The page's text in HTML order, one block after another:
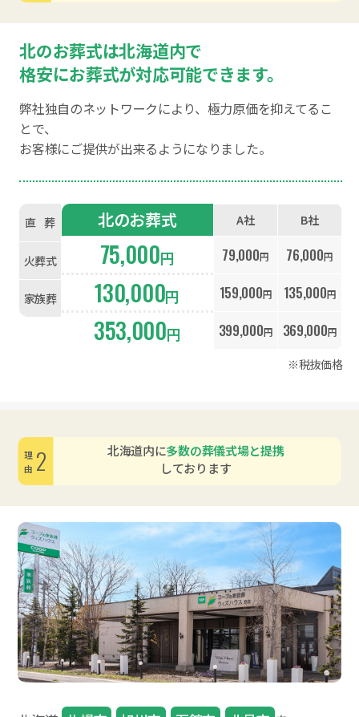
北のお葬式は北海道内で
格安にお葬式が対応可能できます。
弊社独自のネットワークにより、極力原価を抑えてるこ
とで、
お客様にご提供が出来るようになりました。
直葬
火葬式
家族葬
北のお葬式
75,000円
130,000円
353,000円
A社 B社
79,000円 76,000円
159,000円 135,000円
399,000円 369,000円
※税抜価格
北海道内に多数の葬儀式場と提携
しております
理由2